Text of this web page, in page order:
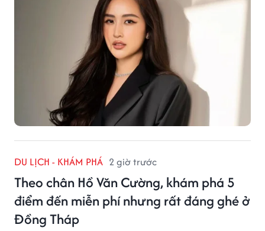
DU LỊCH - KHÁM PHÁ 2 giờ trước
Theo chân Hồ Văn Cường, khám phá 5
điểm đến miễn phí nhưng rất đáng ghé ở
Đồng Tháp